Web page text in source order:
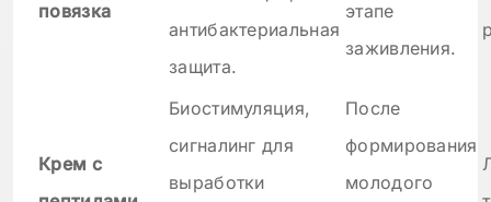
повязка
антибактериальная
защита.
этапе
заживления.
Крем с
Биостимуляция,
сигналинг для
выработки
После
формирования
молодого